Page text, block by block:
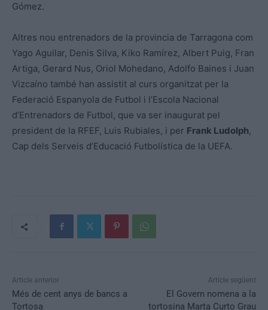
Gómez.
Altres nou entrenadors de la provincia de Tarragona com
Yago Aguilar, Denis Silva, Kiko Ramírez, Albert Puig, Fran
Artiga, Gerard Nus, Oriol Mohedano, Adolfo Baines i Juan
Vizcaíno també han assistit al curs organitzat per la
Federació Espanyola de Futbol i l’Escola Nacional
d’Entrenadors de Futbol, que va ser inaugurat pel
president de la RFEF, Luis Rubiales, i per Frank Ludolph,
Cap dels Serveis d’Educació Futbolística de la UEFA.
Article anterior
Més de cent anys de bancs a
Tortosa
Article següent
El Govern nomena a la
tortosina Marta Curto Grau